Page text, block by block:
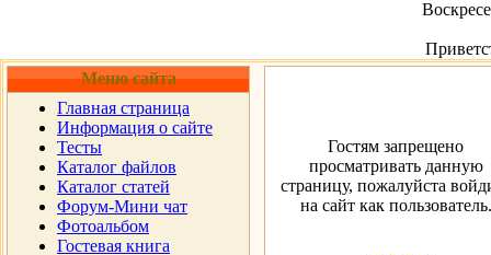
Меню сайта
Главная страница
Информация о сайте
Тесты
Каталог файлов
Каталог статей
Форум-Мини чат
Фотоальбом
Гостевая книга
Гостям запрещено
просматривать данную
страницу, пожалуйста
на сайт как пользователь.